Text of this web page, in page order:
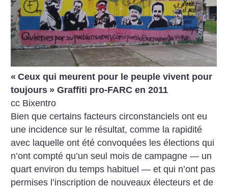
« Ceux qui meurent pour le peuple vivent pour
toujours » Graffiti pro-FARC en 2011
cc Bixentro
Bien que certains facteurs circonstanciels ont eu
une incidence sur le résultat, comme la rapidité
avec laquelle ont été convoquées les élections qui
n’ont compté qu’un seul mois de campagne — un
quart environ du temps habituel — et qui n’ont pas
permises l’inscription de nouveaux électeurs et de